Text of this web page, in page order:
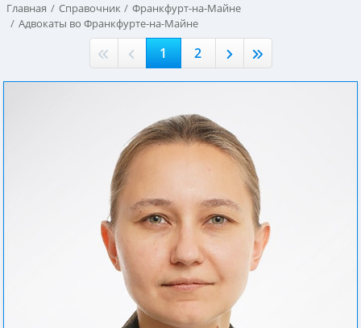
Главная Справочник
Франкфурт-на-Майне
Адвокаты во Франкфурте-на-Майне
1 2